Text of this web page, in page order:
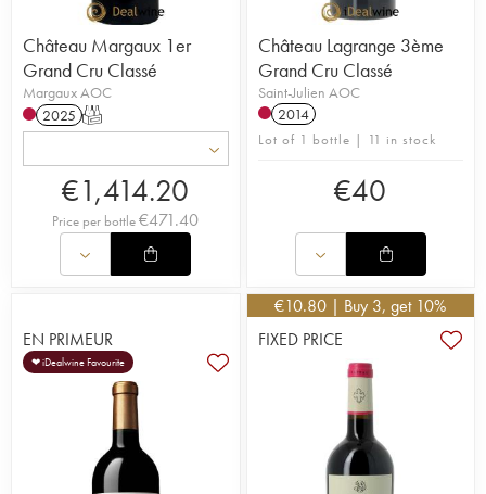
Château Margaux 1er
Grand Cru Classé
Margaux AOC
2025 T
€1,414.20
Price per bottle€471.40
Château Lagrange 3ème
Grand Cru Classé
Saint-Julien AOC
2014
Lot of 1 bottle | 11 in stock
€40
EN PRIMEUR
❤ iDealwine Favourite
€10.80 | Buy 3, get 10%
FIXED PRICE